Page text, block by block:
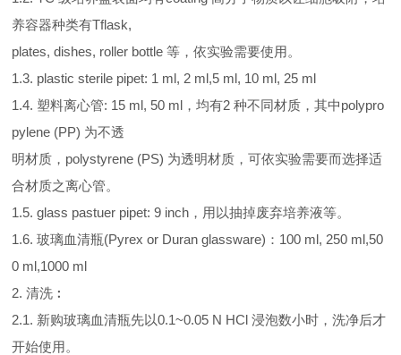
养容器种类有Tflask,
plates, dishes, roller bottle 等，依实验需要使用。
1.3. plastic sterile pipet: 1 ml, 2 ml,5 ml, 10 ml, 25 ml
1.4. 塑料离心管: 15 ml, 50 ml，均有2 种不同材质，其中polypro
pylene (PP) 为不透
明材质，polystyrene (PS) 为透明材质，可依实验需要而选择适
合材质之离心管。
1.5. glass pastuer pipet: 9 inch，用以抽掉废弃培养液等。
1.6. 玻璃血清瓶(Pyrex or Duran glassware)：100 ml, 250 ml,50
0 ml,1000 ml
2. 清洗︰
2.1. 新购玻璃血清瓶先以0.1~0.05 N HCl 浸泡数小时，洗净后才
开始使用。